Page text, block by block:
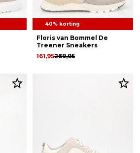
40% korting
Floris van Bommel De
Treener Sneakers
269,95
161,95